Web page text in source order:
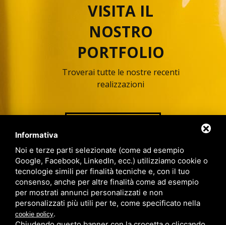
VISITA IL
NOSTRO
PORTFOLIO
Troverai tutte le nostre recenti
realizzazioni
Informativa
Noi e terze parti selezionate (come ad esempio
Google, Facebook, LinkedIn, ecc.) utilizziamo cookie o
tecnologie simili per finalità tecniche e, con il tuo
consenso, anche per altre finalità come ad esempio
per mostrati annunci personalizzati e non
personalizzati più utili per te, come specificato nella
cookie policy.